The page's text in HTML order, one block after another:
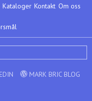
Kataloger Kontakt Om oss
MARK BRIC BLOG